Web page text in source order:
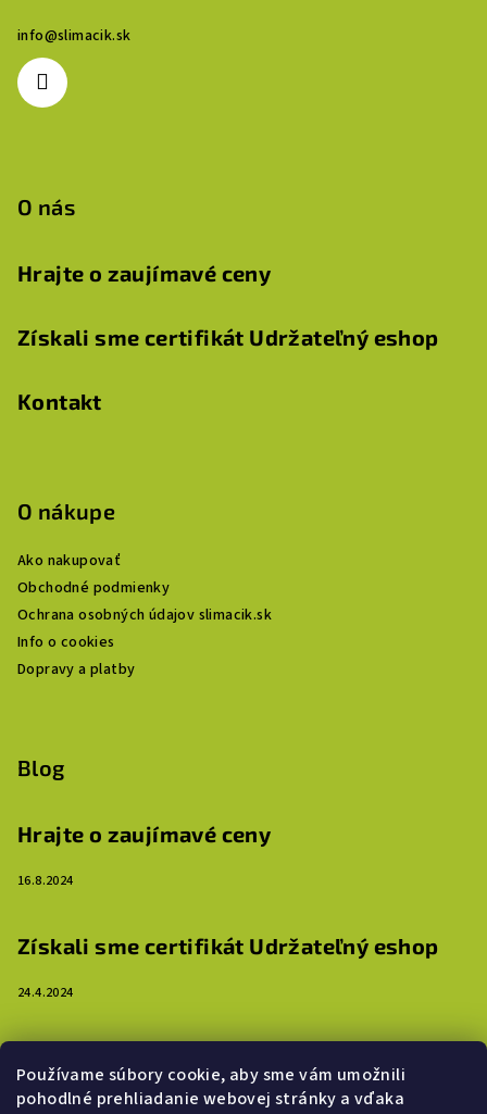
Používame súbory cookie, aby sme vám umožnili
pohodlné prehliadanie webovej stránky a vďaka
info@slimacik.sk
O nás
Hrajte o zaujímavé ceny
Získali sme certifikát Udržateľný eshop
Kontakt
O nákupe
Ako nakupovať
Obchodné podmienky
Ochrana osobných údajov slimacik.sk
Info o cookies
Dopravy a platby
Blog
Hrajte o zaujímavé ceny
16.8.2024
Získali sme certifikát Udržateľný eshop
24.4.2024
samolepkami